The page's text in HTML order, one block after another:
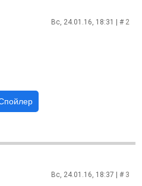
Вс, 24.01.16, 18:31 | # 2
Вс, 24.01.16, 18:37 | # 3